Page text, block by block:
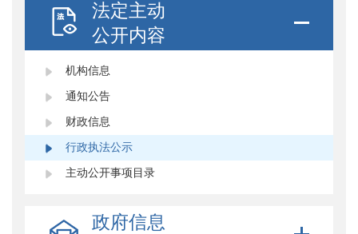
法定主动
公开内容
机构信息
通知公告
财政信息
行政执法公示
主动公开事项目录
政府信息